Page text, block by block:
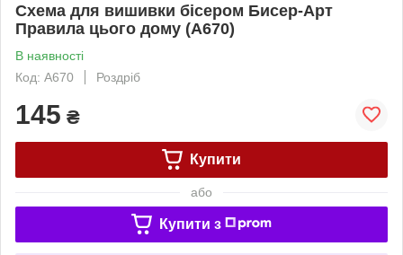
Схема для вишивки бісером Бисер-Арт
Правила цього дому (A670)
В наявності
Код: A670
Роздріб
145 ₴
Купити
або
Купити з